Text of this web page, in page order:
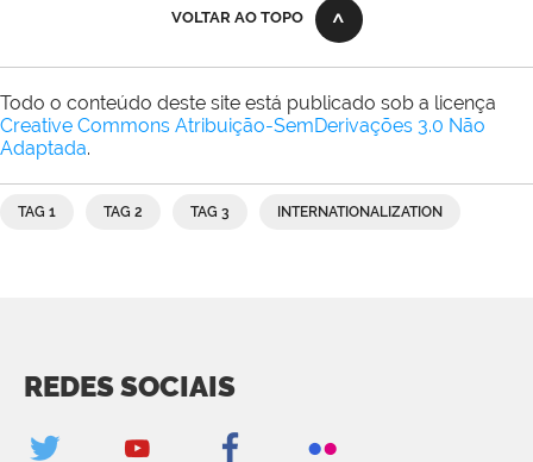
VOLTAR AO TOPO
Todo o conteúdo deste site está publicado sob a licença
Creative Commons Atribuição-SemDerivações 3.0 Não
Adaptada.
TAG 1 TAG 2 TAG 3 INTERNATIONALIZATION
REDES SOCIAIS